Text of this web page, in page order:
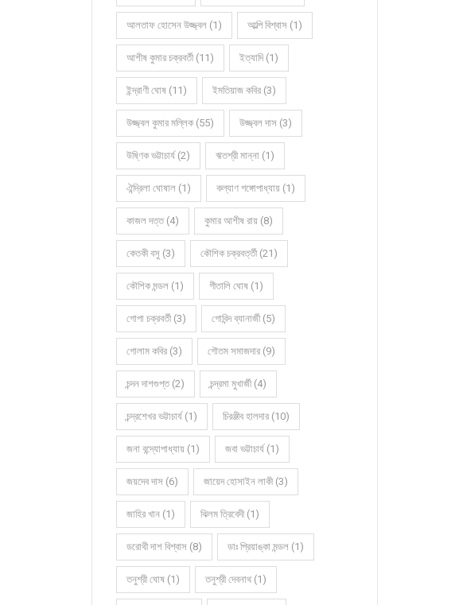
আলতাফ হোসেন উজ্জ্বল (1) আল্পি বিশ্বাস (1)
আশীষ কুমার চক্রবর্তী (11) ইত্যাদি (1)
ইন্দ্রাণী ঘোষ (11) ইমতিয়াজ কবির (3)
উজ্জ্বল কুমার মল্লিক (55) উজ্জ্বল দাস (3)
উষ্ণিক ভট্টাচার্য (2) ঋতশ্রী মান্না (1)
ঐন্দ্রিলা ঘোষাল (1) কল্যাণ গঙ্গোপাধ্যায় (1)
কাজল দত্ত (4) কুমার আশীষ রায় (8)
কেতকী বসু (3) কৌশিক চক্রবর্ত্তী (21)
কৌশিক মন্ডল (1) গীতালি ঘোষ (1)
গোপা চক্রবর্তী (3) গোবিন্দ ব্যানার্জী (5)
গোলাম কবির (3) গৌতম সমাজদার (9)
চন্দন দাশগুপ্ত (2) চন্দ্রমা মুখার্জী (4)
চন্দ্রশেখর ভট্টাচার্য (1) চিরঞ্জীব হালদার (10)
জনা বন্দ্যোপাধ্যায় (1) জবা ভট্টাচার্য (1)
জয়দেব দাস (6) জায়েদ হোসাইন লাকী (3)
জাহির খান (1) ঝিলম ত্রিবেদী (1)
ডরোথী দাশ বিশ্বাস (8) ডাঃ প্রিয়াঙ্কা মন্ডল (1)
তনুশ্রী ঘোষ (1) তনুশ্রী দেবনাথ (1)